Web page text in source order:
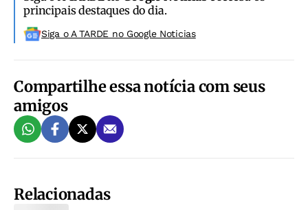
principais destaques do dia.
Siga o A TARDE no Google Noticias
Compartilhe essa notícia com seus
amigos
Relacionadas